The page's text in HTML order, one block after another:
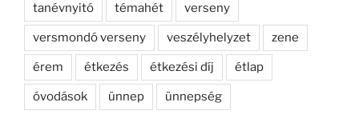
tanévnyitó témahét verseny
versmondó verseny veszélyhelyzet zene
érem étkezés étkezési díj étlap
óvodások ünnep ünnepség